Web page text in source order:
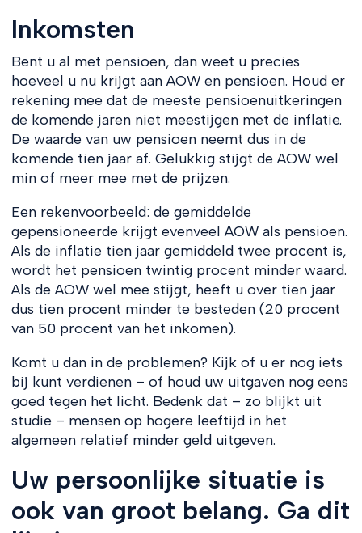
Inkomsten
Bent u al met pensioen, dan weet u precies
hoeveel u nu krijgt aan AOW en pensioen. Houd er
rekening mee dat de meeste pensioenuitkeringen
de komende jaren niet meestijgen met de inflatie.
De waarde van uw pensioen neemt dus in de
komende tien jaar af. Gelukkig stijgt de AOW wel
min of meer mee met de prijzen.
Een rekenvoorbeeld: de gemiddelde
gepensioneerde krijgt evenveel AOW als pensioen.
Als de inflatie tien jaar gemiddeld twee procent is,
wordt het pensioen twintig procent minder waard.
Als de AOW wel mee stijgt, heeft u over tien jaar
dus tien procent minder te besteden (20 procent
van 50 procent van het inkomen).
Komt u dan in de problemen? Kijk of u er nog iets
bij kunt verdienen – of houd uw uitgaven nog eens
goed tegen het licht. Bedenk dat – zo blijkt uit
studie – mensen op hogere leeftijd in het
algemeen relatief minder geld uitgeven.
Uw persoonlijke situatie is
ook van groot belang. Ga dit